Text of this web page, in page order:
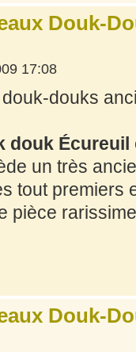
Douk-
17:08
douks
douk Écureuil
un très
tout premiers
pièce
Douk-